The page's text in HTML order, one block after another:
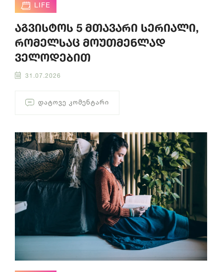
LIFE
აგვისტოს 5 მთავარი სერიალი,
რომელსაც მოუთმენლად
ველოდებით
31.07.2026
ᲓᲐᲢᲝᲕᲔ ᲙᲝᲛᲔᲜᲢᲐᲠᲘ